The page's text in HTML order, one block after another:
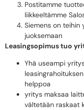
Postitamme
liikkeeltämme
Siemens on teihin
juoksemaan
Leasingsopimus tuo
Yhä useampi
helppoa
yritys maksaa
vältetään raskaat